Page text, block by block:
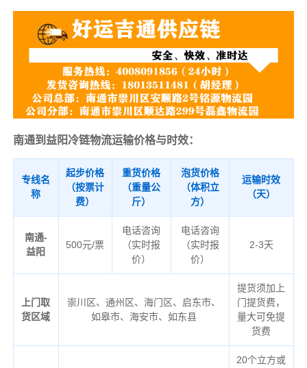
南通到益阳冷链物流运输价格与时效：
专线名
称
起步价格
（按票计
费）
重货价格
（重量公
斤）
泡货价格
（体积立
方）
运输时效
（天）
南通-
益阳
500元/票
电话咨询
（实时报
价）
电话咨询
（实时报
价）
2-3天
上门取
货区域
崇川区、通州区、海门区、启东市、
如皋市、海安市、如东县
提货须加上
门提货费，
量大可免提
货费
20个立方或